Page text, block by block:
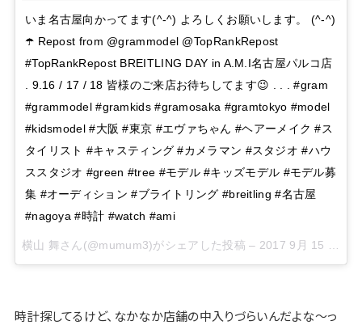
いま名古屋向かってます(^-^) よろしくお願いします。 (^-^)
☂️ Repost from @grammodel @TopRankRepost
#TopRankRepost BREITLING DAY in A.M.I名古屋パルコ店
. 9.16 / 17 / 18 皆様のご来店お待ちしてます😉 . . . #gram
#grammodel #gramkids #gramosaka #gramtokyo #model
#kidsmodel #大阪 #東京 #エヴァちゃん #ヘアーメイク #ス
タイリスト #キャスティング #カメラマン #スタジオ #ハウ
ススタジオ #green #tree #モデル #キッズモデル #モデル募
集 #オーディション #ブライトリング #breitling #名古屋
#nagoya #時計 #watch #ami
横山 舞さん(@mumum3)がシェアした投稿 – 2017 9月 15 3:33午後 PDT
時計探してるけど、なかなか店舗の中入りづらいんだよな〜っ